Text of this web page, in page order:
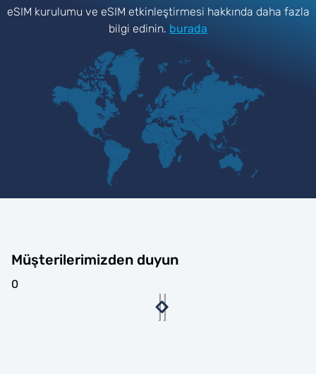
eSIM kurulumu ve eSIM etkinleştirmesi hakkında daha fazla
bilgi edinin. burada
Müşterilerimizden duyun
0